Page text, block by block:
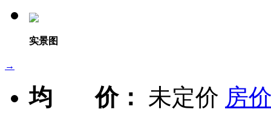
实景图
→
均 价： 未定价 房